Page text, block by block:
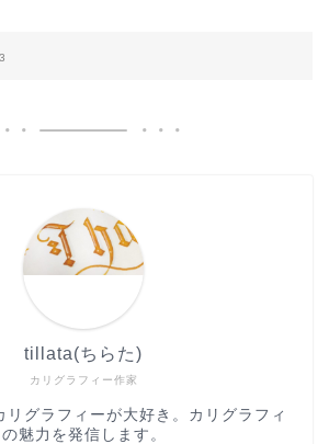
カリグラフィー作家
tillata(ちらた)
リグラフィーが大好き。カリグラフィ
魅力を発信します。